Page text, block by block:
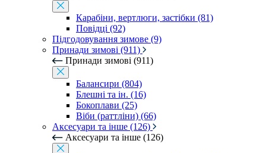
Карабіни, вертлюги, застібки (81)
Повідці (92)
Підгодовування зимове (9)
Принади зимові (911)
Принади зимові (911)
Балансири (804)
Блешні та ін. (16)
Бокоплави (25)
Віби (раттліни) (66)
Аксесуари та інше (126)
Аксесуари та інше (126)